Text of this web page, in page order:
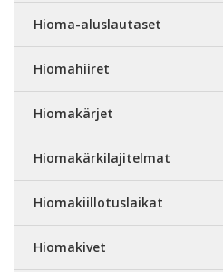
Hioma-aluslautaset
Hiomahiiret
Hiomakärjet
Hiomakärkilajitelmat
Hiomakiillotuslaikat
Hiomakivet